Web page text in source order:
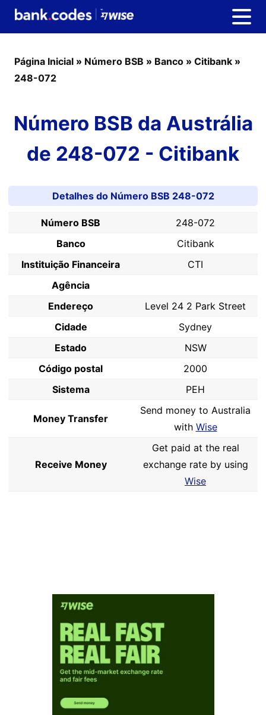
Página Inicial » Número BSB » Banco » Citibank »
248-072
Número BSB da Austrália
de 248-072 - Citibank
Detalhes do Número BSB 248-072
Número BSB
248-072
Banco
Citibank
Instituição Financeira
CTI
Agência
Endereço
Level 24 2 Park Street
Cidade
Sydney
Estado
NSW
Código postal
2000
Sistema
PEH
Money Transfer
Send money to Australia
with Wise
Receive Money
Get paid at the real
exchange rate by using
Wise